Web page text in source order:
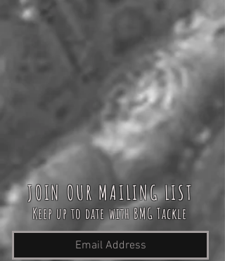
JOIN OUR MAILING LIST
Keep up to date with BMG Tackle